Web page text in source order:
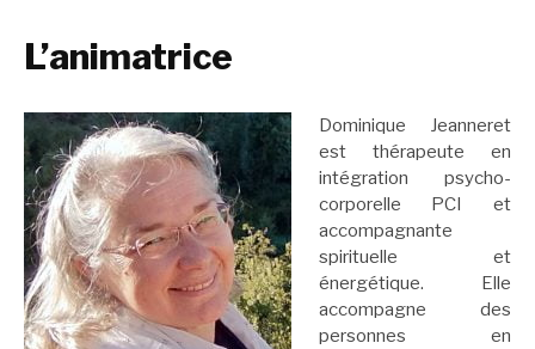
L’animatrice
Dominique Jeanneret
est thérapeute en
intégration psycho-
corporelle PCI et
accompagnante
spirituelle et
énergétique. Elle
accompagne des
personnes en